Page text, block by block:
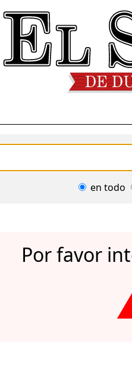
en todo
Por favor